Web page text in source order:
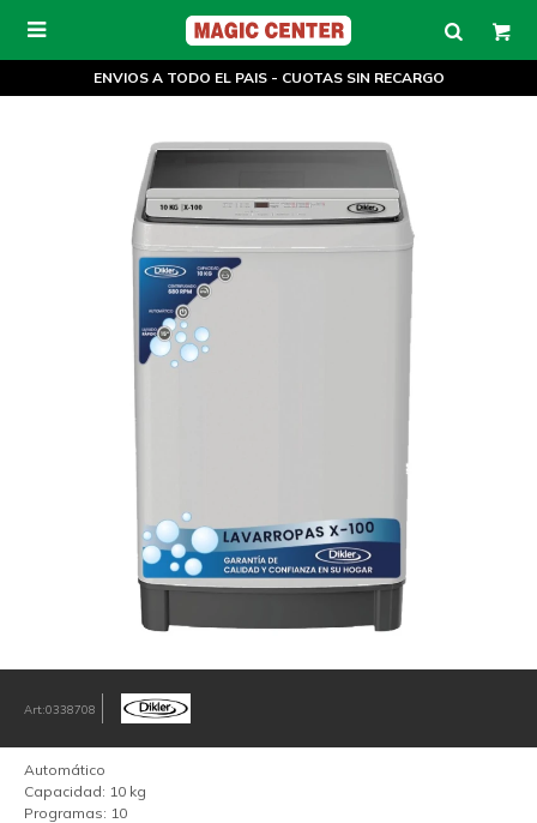

ENVIOS A TODO EL PAIS - CUOTAS SIN RECARGO
0338708
Automático
Capacidad: 10 kg
Programas: 10